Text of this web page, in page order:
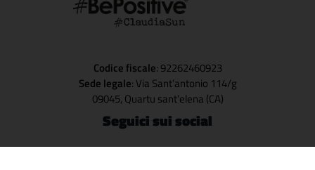
Codice fiscale: 92262460923
Sede legale: Via Sant’antonio 114/g
09045, Quartu sant’elena (CA)
Seguici sui social